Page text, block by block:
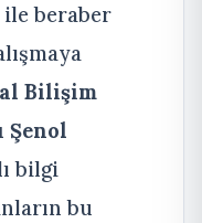
ile beraber
Bilişim
Şenol
bilgi
bu